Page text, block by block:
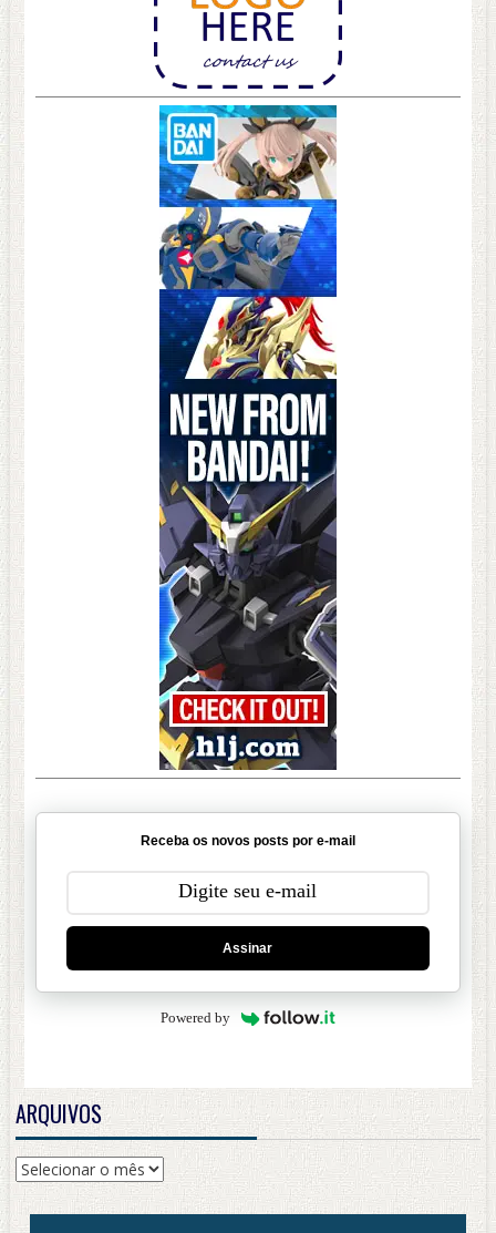
Receba os novos posts por e-mail
Assinar
Powered by
ARQUIVOS
Arquivos